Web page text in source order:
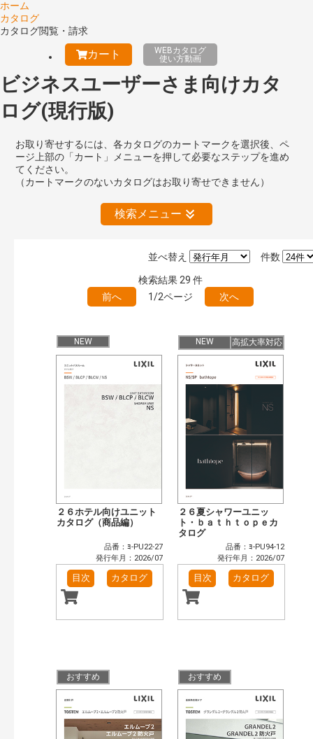
ホーム
カタログ
カタログ閲覧・請求
カート
WEBカタログ
使い方動画
ビジネスユーザーさま向けカタ
ログ(現行版)
お取り寄せするには、各カタログのカートマークを選択後、ペ
ージ上部の「カート」メニューを押して必要なステップを進め
てください。
（カートマークのないカタログはお取り寄せできません）
検索メニュー
旧版（WEBカタログ）
キーワード検索（あいまい）
目次も検索 検 索
まずはここから（36）
施工イメージ・アイデア集（29）
リフォームおすすめ（59）
省エネ住宅関連（14）
カタログ一覧＆使い方（8）
玄関ドア・引戸（5）
トイレ（2）
太陽光発電・屋根・外壁（1）
発行年で検索
件数
並べ替え
検索結果 29 件
前へ
1/2ページ 次へ
NEW
２６ホテル向けユニット
カタログ（商品編）
品番：ﾖ-PU22-27
発行年月：2026/07
目次 カタログ
NEW 高拡大率対応
２６夏シャワーユニッ
ト・ｂａｔｈｔｏｐｅカ
タログ
品番：ﾖ-PU94-12
発行年月：2026/07
目次 カタログ
おすすめ おすすめ